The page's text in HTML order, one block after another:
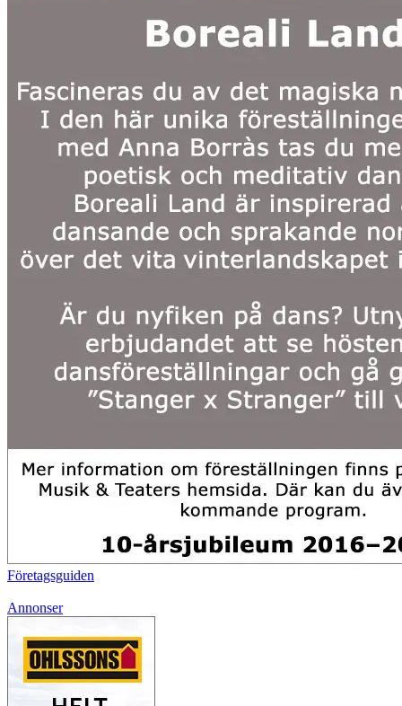
Företagsguiden
Annonser